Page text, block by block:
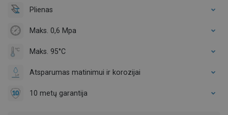
Plienas
Maks. 0,6 Mpa
Maks. 95°C
Atsparumas matinimui ir korozijai
10 metų garantija